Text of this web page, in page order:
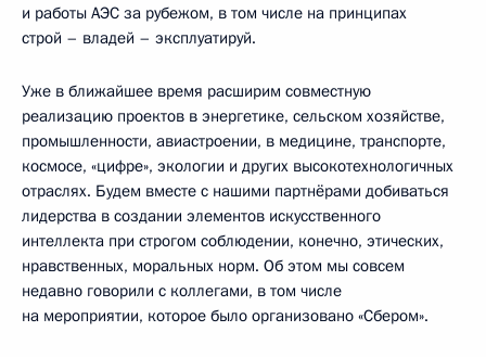
и работы АЭС за рубежом, в том числе на принципах
строй – владей – эксплуатируй.
Уже в ближайшее время расширим совместную
реализацию проектов в энергетике, сельском хозяйстве,
промышленности, авиастроении, в медицине, транспорте,
космосе, «цифре», экологии и других высокотехнологичных
отраслях. Будем вместе с нашими партнёрами добиваться
лидерства в создании элементов искусственного
интеллекта при строгом соблюдении, конечно, этических,
нравственных, моральных норм. Об этом мы совсем
недавно говорили с коллегами, в том числе
на мероприятии, которое было организовано «Сбером».